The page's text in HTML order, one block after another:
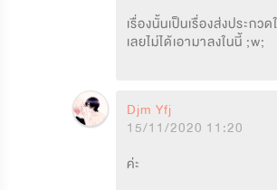
เรื่องนั้นเป็นเรื่องส่งประกว
เลยไม่ได้เอามาลงในนี้ ;w;
Djm Yfj
15/11/2020 11:20
ค่ะ